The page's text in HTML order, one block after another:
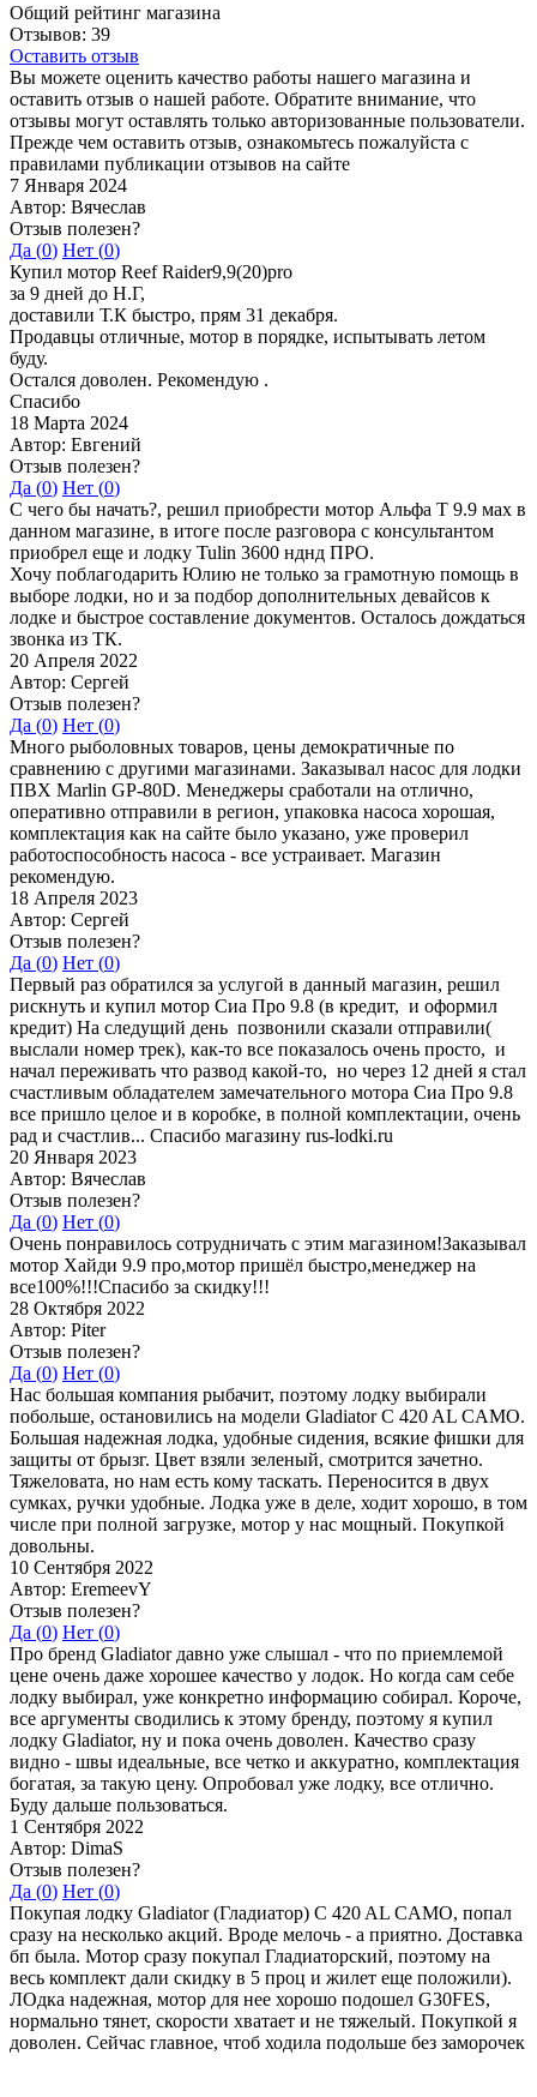
Общий рейтинг магазина
Отзывов: 39
Оставить отзыв
Вы можете оценить качество работы нашего магазина и
оставить отзыв о нашей работе. Обратите внимание, что
отзывы могут оставлять только авторизованные пользователи.
Прежде чем оставить отзыв, ознакомьтесь пожалуйста с
правилами публикации отзывов на сайте
7 Января 2024
Автор: Вячеслав
Отзыв полезен?
Да (0) Нет (0)
Купил мотор Reef Raider9,9(20)pro
за 9 дней до Н.Г,
доставили Т.К быстро, прям 31 декабря.
Продавцы отличные, мотор в порядке, испытывать летом
буду.
Остался доволен. Рекомендую .
Спасибо
18 Марта 2024
Автор: Евгений
Отзыв полезен?
Да (0) Нет (0)
С чего бы начать?, решил приобрести мотор Альфа Т 9.9 мах в
данном магазине, в итоге после разговора с консультантом
приобрел еще и лодку Tulin 3600 нднд ПРО.
Хочу поблагодарить Юлию не только за грамотную помощь в
выборе лодки, но и за подбор дополнительных девайсов к
лодке и быстрое составление документов. Осталось дождаться
звонка из ТК.
20 Апреля 2022
Автор: Сергей
Отзыв полезен?
Да (0) Нет (0)
Много рыболовных товаров, цены демократичные по
сравнению с другими магазинами. Заказывал насос для лодки
ПВХ Marlin GP-80D. Менеджеры сработали на отлично,
оперативно отправили в регион, упаковка насоса хорошая,
комплектация как на сайте было указано, уже проверил
работоспособность насоса - все устраивает. Магазин
рекомендую.
18 Апреля 2023
Автор: Сергей
Отзыв полезен?
Да (0) Нет (0)
Первый раз обратился за услугой в данный магазин, решил
рискнуть и купил мотор Сиа Про 9.8 (в кредит, и оформил
кредит) На следущий день позвонили сказали отправили(
выслали номер трек), как-то все показалось очень просто, и
начал переживать что развод какой-то, но через 12 дней я стал
счастливым обладателем замечательного мотора Сиа Про 9.8
все пришло целое и в коробке, в полной комплектации, очень
рад и счастлив... Спасибо магазину rus-lodki.ru
20 Января 2023
Автор: Вячеслав
Отзыв полезен?
Да (0) Нет (0)
Очень понравилось сотрудничать с этим магазином!Заказывал
мотор Хайди 9.9 про,мотор пришёл быстро,менеджер на
все100%!!!Спасибо за скидку!!!
28 Октября 2022
Автор: Piter
Отзыв полезен?
Да (0) Нет (0)
Нас большая компания рыбачит, поэтому лодку выбирали
побольше, остановились на модели Gladiator C 420 AL CAMO.
Большая надежная лодка, удобные сидения, всякие фишки для
защиты от брызг. Цвет взяли зеленый, смотрится зачетно.
Тяжеловата, но нам есть кому таскать. Переносится в двух
сумках, ручки удобные. Лодка уже в деле, ходит хорошо, в том
числе при полной загрузке, мотор у нас мощный. Покупкой
довольны.
10 Сентября 2022
Автор: EremeevY
Отзыв полезен?
Да (0) Нет (0)
Про бренд Gladiator давно уже слышал - что по приемлемой
цене очень даже хорошее качество у лодок. Но когда сам себе
лодку выбирал, уже конкретно информацию собирал. Короче,
все аргументы сводились к этому бренду, поэтому я купил
лодку Gladiator, ну и пока очень доволен. Качество сразу
видно - швы идеальные, все четко и аккуратно, комплектация
богатая, за такую цену. Опробовал уже лодку, все отлично.
Буду дальше пользоваться.
1 Сентября 2022
Автор: DimaS
Отзыв полезен?
Да (0) Нет (0)
Покупая лодку Gladiator (Гладиатор) C 420 AL CAMO, попал
сразу на несколько акций. Вроде мелочь - а приятно. Доставка
бп была. Мотор сразу покупал Гладиаторский, поэтому на
весь комплект дали скидку в 5 проц и жилет еще положили).
ЛОдка надежная, мотор для нее хорошо подошел G30FES,
нормально тянет, скорости хватает и не тяжелый. Покупкой я
доволен. Сейчас главное, чтоб ходила подольше без заморочек